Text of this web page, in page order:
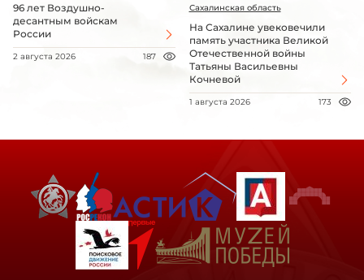
96 лет Воздушно-
десантным войскам
России
2 августа 2026 187
Сахалинская область
На Сахалине увековечили
память участника Великой
Отечественной войны
Татьяны Васильевны
Кочневой
1 августа 2026 173